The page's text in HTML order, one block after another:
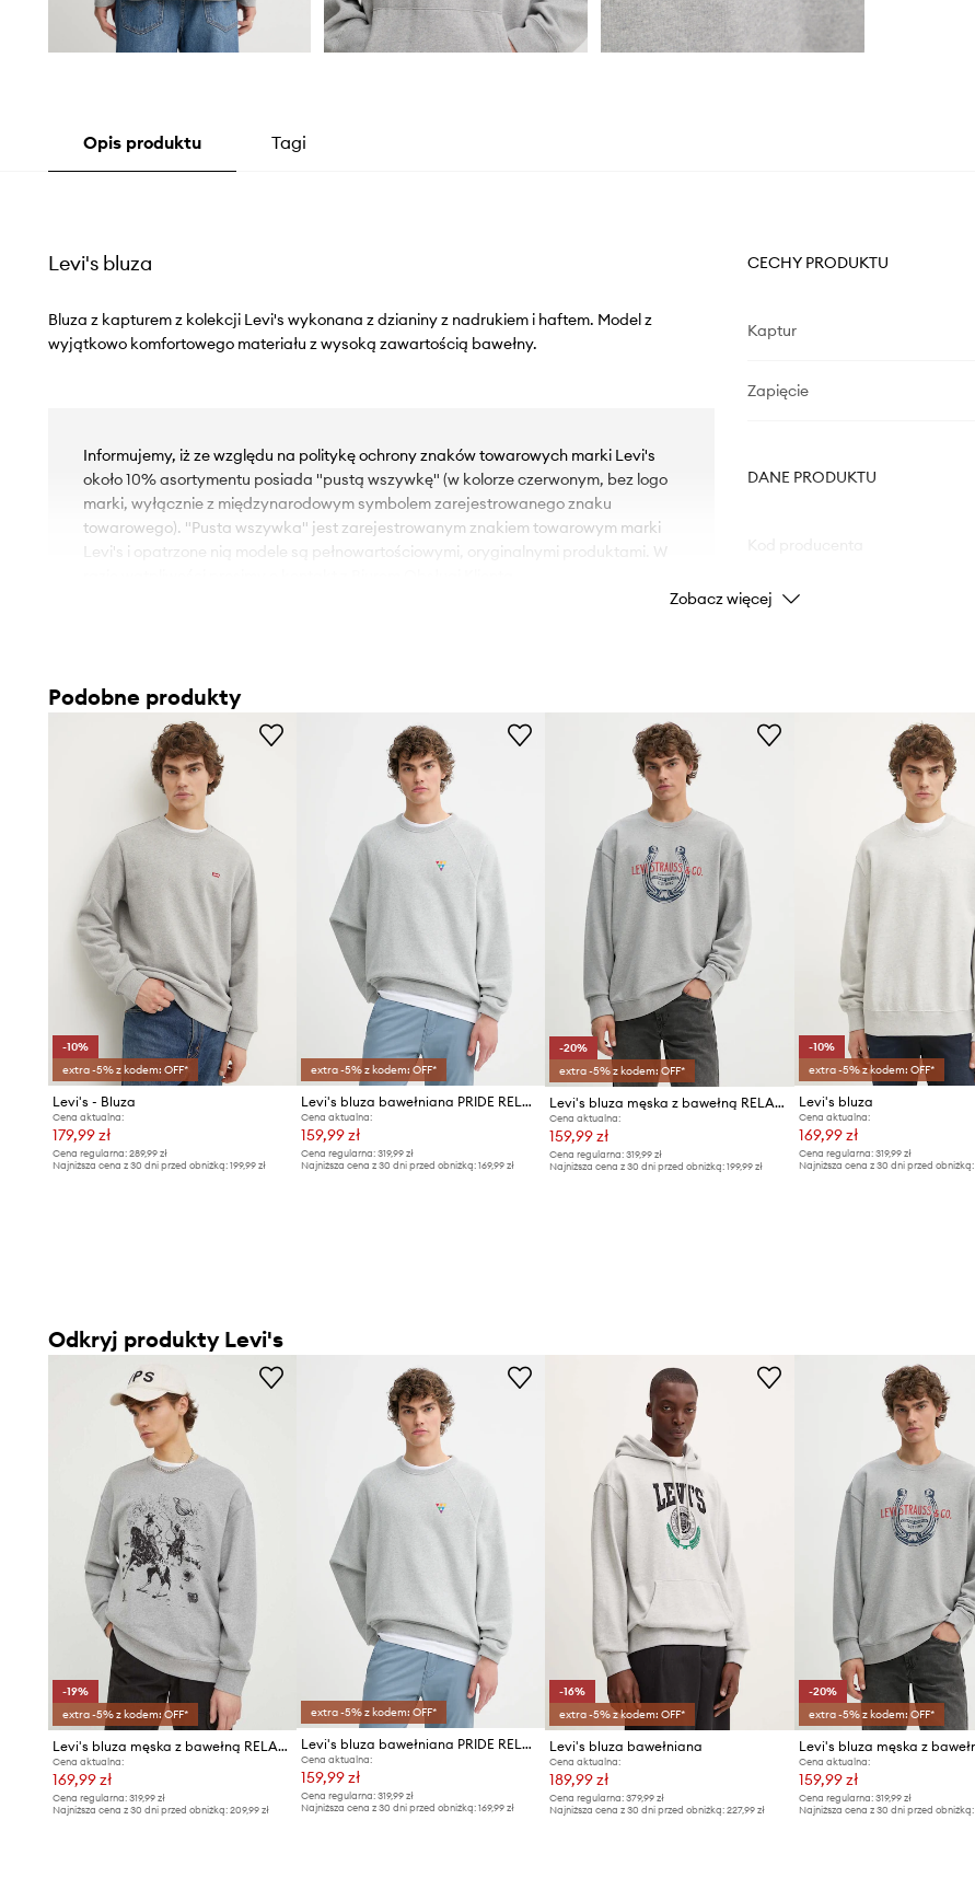
Opis produktu Tagi
Levi's bluza
Bluza z kapturem z kolekcji Levi's wykonana z dzianiny z nadrukiem i haftem. Model z
wyjątkowo komfortowego materiału z wysoką zawartością bawełny.
Informujemy, iż ze względu na politykę ochrony znaków towarowych marki Levi's
około 10% asortymentu posiada "pustą wszywkę" (w kolorze czerwonym, bez logo
marki, wyłącznie z międzynarodowym symbolem zarejestrowanego znaku
towarowego). "Pusta wszywka" jest zarejestrowanym znakiem towarowym marki
Levi's i opatrzone nią modele są pełnowartościowymi, oryginalnymi produktami. W
- Szczotkowany od wewnątrz materiał zapewnia miękkość i dodatkowe ciepło.
- Z przodu praktyczna, wsuwana kieszeń typu kangurka.
- Gruba, elastyczna dzianina.
- Rękawy i dolna krawędź wykończona wygodnym, elastycznym ściągaczem.
- Długość rękawa(mierzona od kaptura): 80 cm.
- Długość: 71 cm.
- Szerokość pod pachami: 64 cm.
- Wymiary podane dla rozmiaru: L.
CECHY PRODUKTU
Kaptur
Zapięcie
DANE PRODUKTU
Kolor
Producent
Zobacz więcej
Podobne produkty
-10%
extra -5% z kodem: OFF*
Levi's - Bluza
Cena aktualna:
179,99 zł
Cena regularna: 289,99 zł
Najniższa cena z 30 dni przed obniżką: 199,99 zł
extra -5% z kodem: OFF*
Levi's bluza bawełniana PRIDE RELAXED CREW
Cena aktualna:
159,99 zł
Cena regularna:319,99 zł
Najniższa cena z 30 dni przed obniżką:169,99 zł
-20%
extra -5% z kodem: OFF*
Levi's bluza męska z bawełną RELAXD GRAPHIC CREW
Cena aktualna:
159,99 zł
Cena regularna: 319,99 zł
Najniższa cena z 30 dni przed obniżką: 199,99 zł
-10%
extra -5% z kodem: OFF*
Levi's bluza
Cena aktualna:
169,99 zł
Cena regularna: 319,99 zł
Najniższa cena z 30 dni przed obniżką:
Odkryj produkty Levi's
-19%
extra -5% z kodem: OFF*
Levi's bluza męska z bawełną RELAXD GRAPHIC CREW
Cena aktualna:
169,99 zł
Cena regularna: 319,99 zł
Najniższa cena z 30 dni przed obniżką: 209,99 zł
extra -5% z kodem: OFF*
Levi's bluza bawełniana PRIDE RELAXED CREW
Cena aktualna:
159,99 zł
Cena regularna:319,99 zł
Najniższa cena z 30 dni przed obniżką:169,99 zł
-16%
extra -5% z kodem: OFF*
Levi's bluza bawełniana
Cena aktualna:
189,99 zł
Cena regularna: 379,99 zł
Najniższa cena z 30 dni przed obniżką: 227,99 zł
-20%
extra -5% z kodem: OFF*
Cena aktualna:
159,99 zł
Cena regularna: 319,99 zł
Najniższa cena z 30 dni przed obniżką: